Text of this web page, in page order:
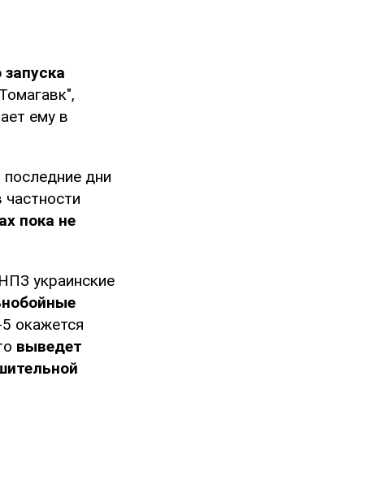
ему в
дни
частности
пока не
украинские
окажется
выведет